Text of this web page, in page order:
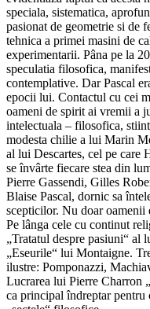
speciala, sistematica,
pasionat de geometrie si de
tehnica a primei masini de
experimentarii. Pâna pe la
speculatia filosofica,
contemplative. Dar Pascal
epocii lui. Contactul cu cei
oameni de spirit ai vremii a
intelectuala – filosofica,
modesta chilie a lui Marin
al lui Descartes, cel pe care
se învârte fiecare stea din
Pierre Gassendi, Gilles
Blaise Pascal, dornic sa
scepticilor. Nu doar oamenii
Pe lânga cele cu continut
„Tratatul despre pasiuni“ al
„Eseurile“ lui Montaigne.
ilustre: Pomponazzi,
Lucrarea lui Pierre Charron
ca principal îndreptar pentru